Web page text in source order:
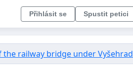
Přihlásit se Spustit petici
railway bridge under Vyšehrad